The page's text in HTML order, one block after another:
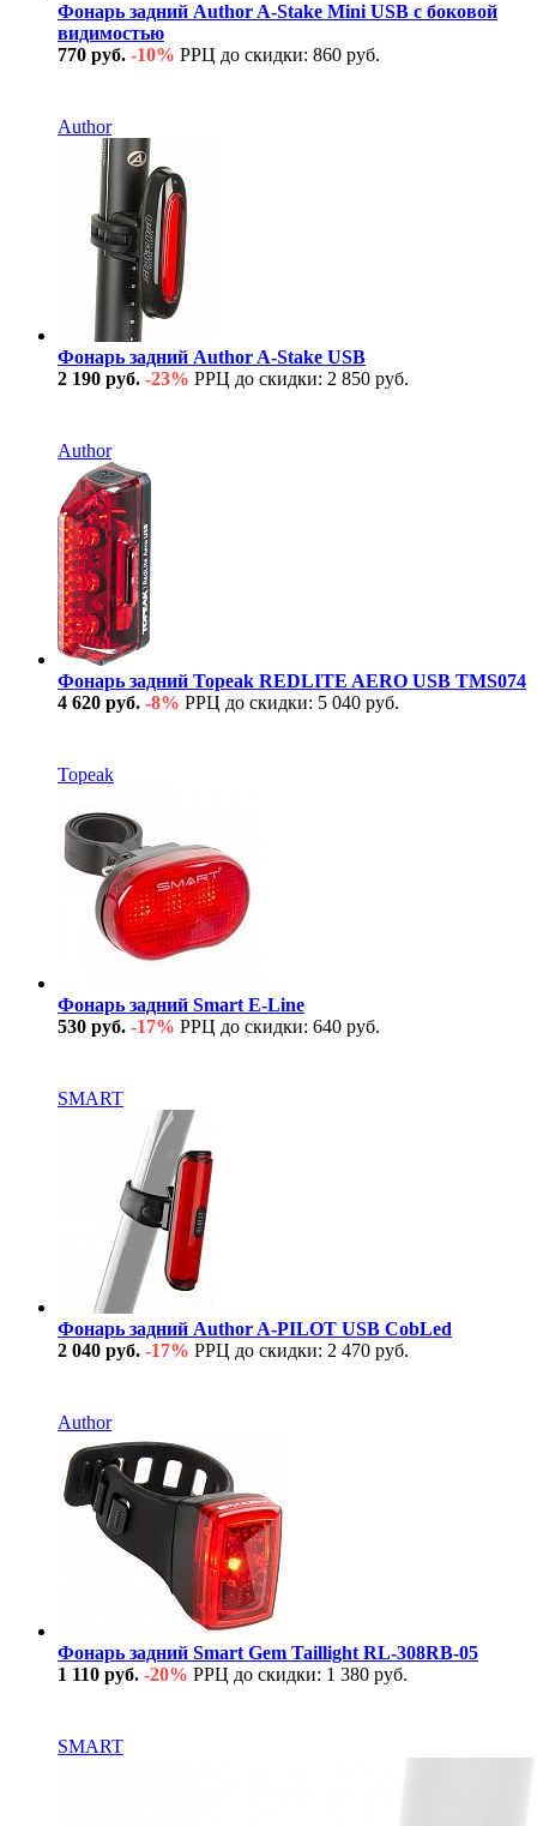
Фонарь задний Author A-Stake Mini USB с боковой
видимостью
770 руб. -10% РРЦ до скидки: 860 руб.
Author
Фонарь задний Author A-Stake USB
2 190 руб. -23% РРЦ до скидки: 2 850 руб.
Author
Фонарь задний Topeak REDLITE AERO USB TMS074
4 620 руб. -8% РРЦ до скидки: 5 040 руб.
Topeak
Фонарь задний Smart E-Line
530 руб. -17% РРЦ до скидки: 640 руб.
SMART
Фонарь задний Author A-PILOT USB CobLed
2 040 руб. -17% РРЦ до скидки: 2 470 руб.
Author
Фонарь задний Smart Gem Taillight RL-308RB-05
1 110 руб. -20% РРЦ до скидки: 1 380 руб.
SMART